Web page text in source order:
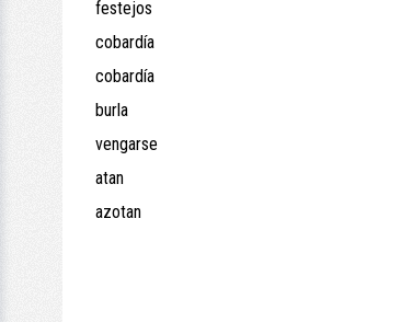
festejos
cobardía
cobardía
burla
vengarse
atan
azotan